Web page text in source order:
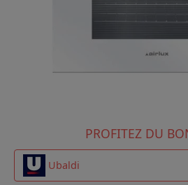
PROFITEZ DU
Ubaldi